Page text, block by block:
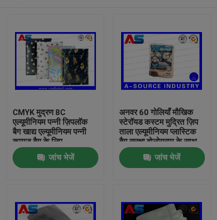
हमारे बारे में
CMYK मुद्रण 8C
एल्यूमीनियम पन्नी ज़िपलॉक
बैग खाद्य एल्यूमीनियम पन्नी
कागज बैग के लिए
जांच भेजें
अनवर 60 गोलियाँ मौखिक
स्टेरॉयड कस्टम मुद्रित ज़िप
ताला एल्यूमीनियम प्लास्टिक
बैग सुरक्षा होलोग्राम के साथ
मुद्रण
जांच भेजें